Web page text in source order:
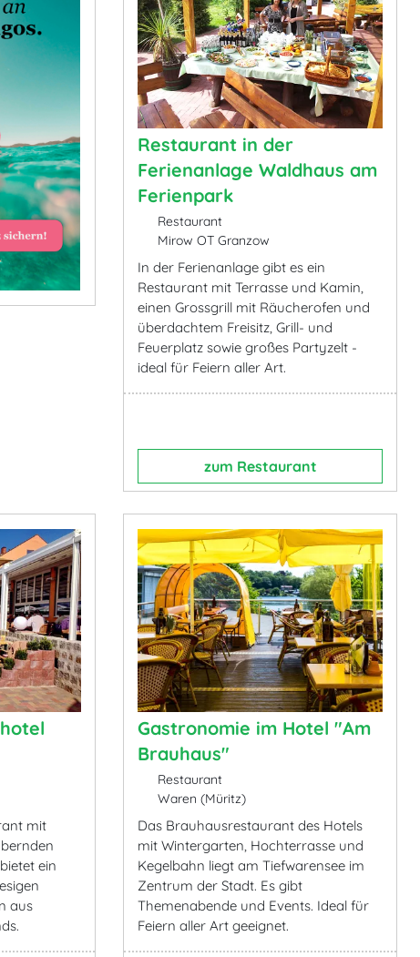
Restaurant in der
Ferienanlage Waldhaus am
Ferienpark
Restaurant
Mirow OT Granzow
In der Ferienanlage gibt es ein
Restaurant mit Terrasse und Kamin,
einen Grossgrill mit Räucherofen und
überdachtem Freisitz, Grill- und
Feuerplatz sowie großes Partyzelt -
ideal für Feiern aller Art.
zum Restaurant
mit
ein
aus
Gastronomie im Hotel "Am
Brauhaus"
Restaurant
Waren (Müritz)
Das Brauhausrestaurant des Hotels
mit Wintergarten, Hochterrasse und
Kegelbahn liegt am Tiefwarensee im
Zentrum der Stadt. Es gibt
Themenabende und Events. Ideal für
Feiern aller Art geeignet.